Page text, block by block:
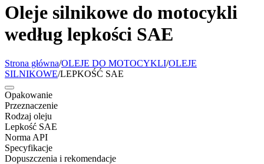
Oleje silnikowe do motocykli
według lepkości SAE
Strona główna/OLEJE DO MOTOCYKLI/OLEJE
SILNIKOWE/LEPKOŚĆ SAE
Opakowanie
Przeznaczenie
Rodzaj oleju
Lepkość SAE
Norma API
Specyfikacje
Dopuszczenia i rekomendacje